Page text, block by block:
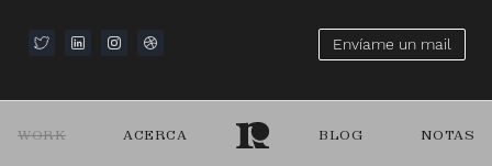
WORK ACERCA BLOG NOTAS
Envíame un mail